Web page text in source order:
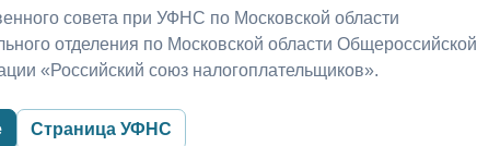
совета при УФНС по Московской области
отделения по Московской области Общероссийской
«Российский союз налогоплательщиков».
Страница УФНС